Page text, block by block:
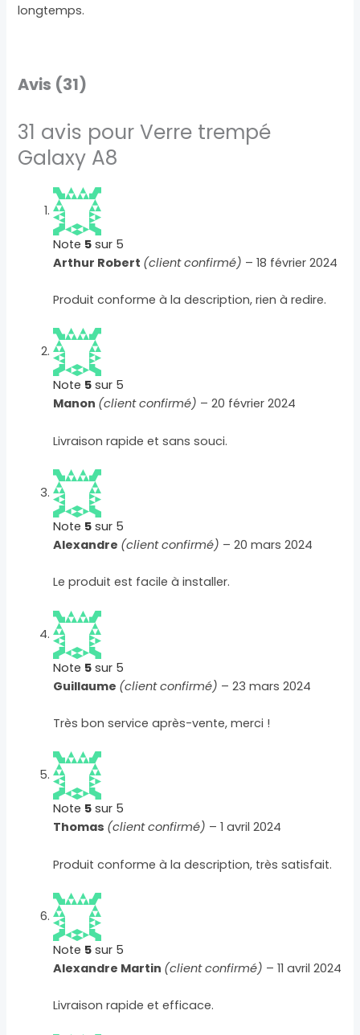
longtemps.
Avis (31)
31 avis pourVerre trempé
Galaxy A8
Note 5 sur 5
Arthur Robert (client confirmé) – 18 février 2024
Produit conforme à la description, rien à redire.
Note 5 sur 5
Manon (client confirmé) – 20 février 2024
Livraison rapide et sans souci.
Note 5 sur 5
Alexandre (client confirmé) – 20 mars 2024
Le produit est facile à installer.
Note 5 sur 5
Guillaume (client confirmé) – 23 mars 2024
Très bon service après-vente, merci !
Note 5 sur 5
Thomas (client confirmé) – 1 avril 2024
Produit conforme à la description, très satisfait.
Note 5 sur 5
Alexandre Martin (client confirmé) – 11 avril 2024
Livraison rapide et efficace.